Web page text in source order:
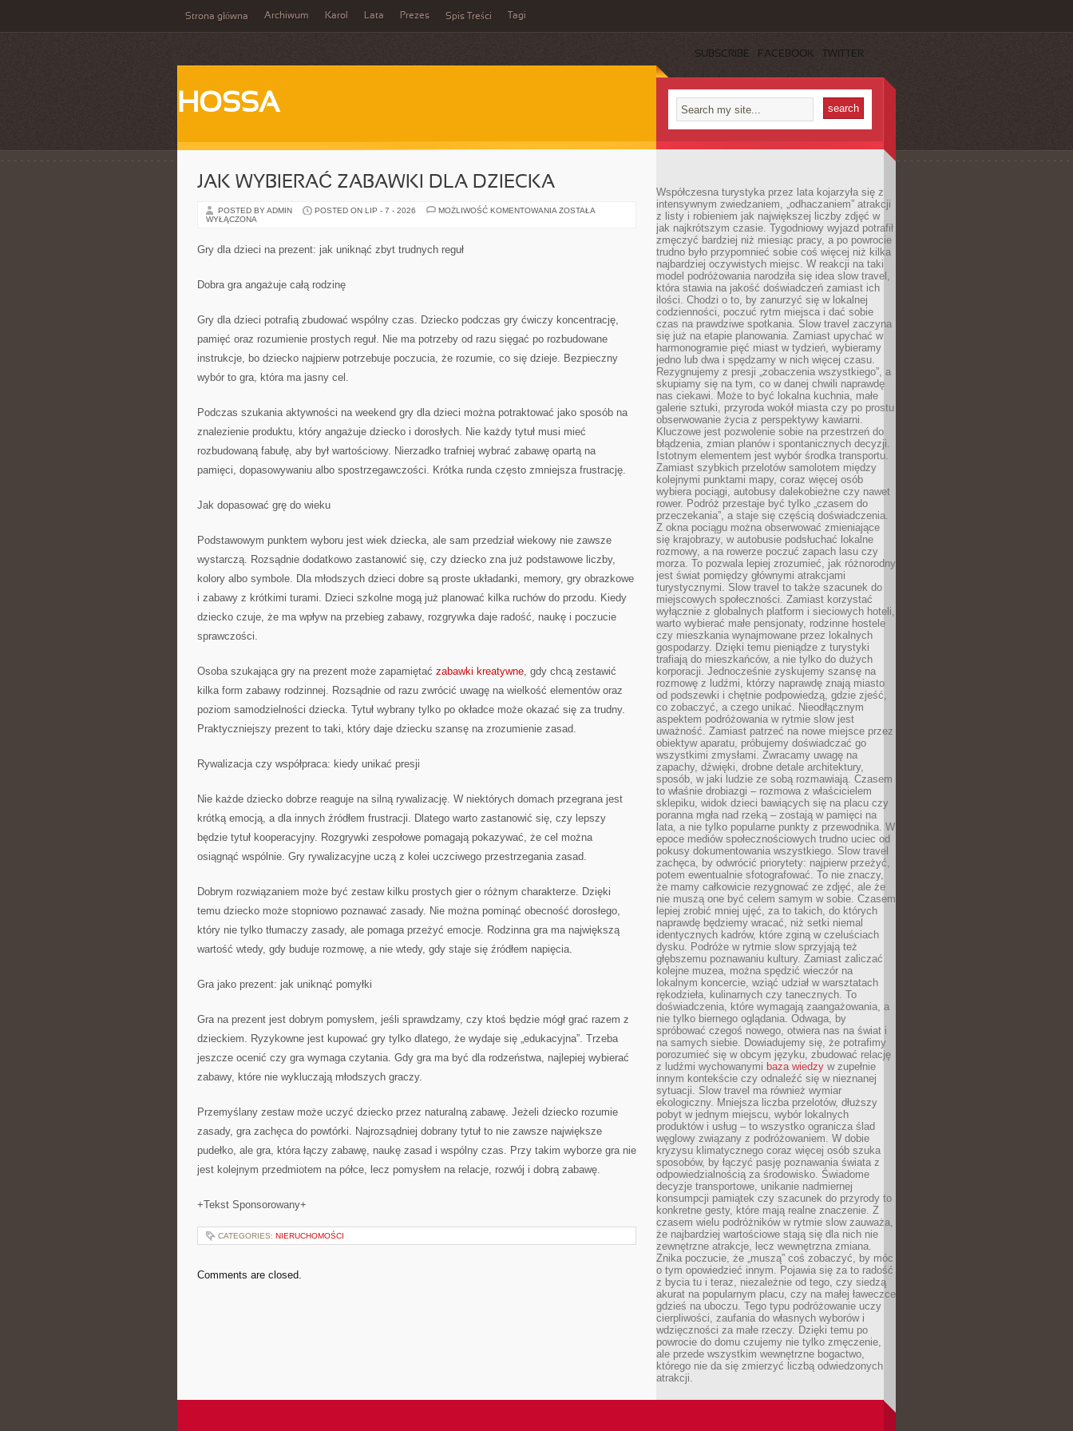
Strona główna Archiwum Karol Lata Prezes Spis Treści Tagi
SUBSCRIBE FACEBOOK TWITTER
HOSSA
JAK WYBIERAĆ ZABAWKI DLA DZIECKA
POSTED BY ADMIN POSTED ON LIP - 7 - 2026 MOŻLIWOŚĆ KOMENTOWANIA JAK
ZOSTAŁA
WYŁĄCZONA
Gry dla dzieci na prezent: jak uniknąć zbyt trudnych reguł
Dobra gra angażuje całą rodzinę
Gry dla dzieci potrafią zbudować wspólny czas. Dziecko podczas gry ćwiczy koncentrację,
pamięć oraz rozumienie prostych reguł. Nie ma potrzeby od razu sięgać po rozbudowane
instrukcje, bo dziecko najpierw potrzebuje poczucia, że rozumie, co się dzieje. Bezpieczny
wybór to gra, która ma jasny cel.
Podczas szukania aktywności na weekend gry dla dzieci można potraktować jako sposób na
znalezienie produktu, który angażuje dziecko i dorosłych. Nie każdy tytuł musi mieć
rozbudowaną fabułę, aby był wartościowy. Nierzadko trafniej wybrać zabawę opartą na
pamięci, dopasowywaniu albo spostrzegawczości. Krótka runda często zmniejsza frustrację.
Jak dopasować grę do wieku
Podstawowym punktem wyboru jest wiek dziecka, ale sam przedział wiekowy nie zawsze
wystarczą. Rozsądnie dodatkowo zastanowić się, czy dziecko zna już podstawowe liczby,
kolory albo symbole. Dla młodszych dzieci dobre są proste układanki, memory, gry obrazkowe
i zabawy z krótkimi turami. Dzieci szkolne mogą już planować kilka ruchów do przodu. Kiedy
dziecko czuje, że ma wpływ na przebieg zabawy, rozgrywka daje radość, naukę i poczucie
sprawczości.
Osoba szukająca gry na prezent może zapamiętać zabawki kreatywne, gdy chcą zestawić
kilka form zabawy rodzinnej. Rozsądnie od razu zwrócić uwagę na wielkość elementów oraz
poziom samodzielności dziecka. Tytuł wybrany tylko po okładce może okazać się za trudny.
Praktyczniejszy prezent to taki, który daje dziecku szansę na zrozumienie zasad.
Rywalizacja czy współpraca: kiedy unikać presji
Nie każde dziecko dobrze reaguje na silną rywalizację. W niektórych domach przegrana jest
krótką emocją, a dla innych źródłem frustracji. Dlatego warto zastanowić się, czy lepszy
będzie tytuł kooperacyjny. Rozgrywki zespołowe pomagają pokazywać, że cel można
osiągnąć wspólnie. Gry rywalizacyjne uczą z kolei uczciwego przestrzegania zasad.
Dobrym rozwiązaniem może być zestaw kilku prostych gier o różnym charakterze. Dzięki
temu dziecko może stopniowo poznawać zasady. Nie można pominąć obecność dorosłego,
który nie tylko tłumaczy zasady, ale pomaga przeżyć emocje. Rodzinna gra ma największą
wartość wtedy, gdy buduje rozmowę, a nie wtedy, gdy staje się źródłem napięcia.
Gra jako prezent: jak uniknąć pomyłki
Gra na prezent jest dobrym pomysłem, jeśli sprawdzamy, czy ktoś będzie mógł grać razem z
dzieckiem. Ryzykowne jest kupować gry tylko dlatego, że wydaje się „edukacyjna”. Trzeba
jeszcze ocenić czy gra wymaga czytania. Gdy gra ma być dla rodzeństwa, najlepiej wybierać
zabawy, które nie wykluczają młodszych graczy.
Przemyślany zestaw może uczyć dziecko przez naturalną zabawę. Jeżeli dziecko rozumie
zasady, gra zachęca do powtórki. Najrozsądniej dobrany tytuł to nie zawsze największe
pudełko, ale gra, która łączy zabawę, naukę zasad i wspólny czas. Przy takim wyborze gra nie
jest kolejnym przedmiotem na półce, lecz pomysłem na relacje, rozwój i dobrą zabawę.
+Tekst Sponsorowany+
CATEGORIES: NIERUCHOMOŚCI
Comments are closed.
Współczesna turystyka przez lata kojarzyła się z
intensywnym zwiedzaniem, „odhaczaniem” atrakcji
z listy i robieniem jak największej liczby zdjęć w
jak najkrótszym czasie. Tygodniowy wyjazd potrafił
zmęczyć bardziej niż miesiąc pracy, a po powrocie
trudno było przypomnieć sobie coś więcej niż kilka
najbardziej oczywistych miejsc. W reakcji na taki
model podróżowania narodziła się idea slow travel,
która stawia na jakość doświadczeń zamiast ich
ilości. Chodzi o to, by zanurzyć się w lokalnej
codzienności, poczuć rytm miejsca i dać sobie
czas na prawdziwe spotkania. Slow travel zaczyna
się już na etapie planowania. Zamiast upychać w
harmonogramie pięć miast w tydzień, wybieramy
jedno lub dwa i spędzamy w nich więcej czasu.
Rezygnujemy z presji „zobaczenia wszystkiego”, a
skupiamy się na tym, co w danej chwili naprawdę
nas ciekawi. Może to być lokalna kuchnia, małe
galerie sztuki, przyroda wokół miasta czy po prostu
obserwowanie życia z perspektywy kawiarni.
Kluczowe jest pozwolenie sobie na przestrzeń do
błądzenia, zmian planów i spontanicznych decyzji.
Istotnym elementem jest wybór środka transportu.
Zamiast szybkich przelotów samolotem między
kolejnymi punktami mapy, coraz więcej osób
wybiera pociągi, autobusy dalekobieżne czy nawet
rower. Podróż przestaje być tylko „czasem do
przeczekania”, a staje się częścią doświadczenia.
Z okna pociągu można obserwować zmieniające
się krajobrazy, w autobusie podsłuchać lokalne
rozmowy, a na rowerze poczuć zapach lasu czy
morza. To pozwala lepiej zrozumieć, jak różnorodny
jest świat pomiędzy głównymi atrakcjami
turystycznymi. Slow travel to także szacunek do
miejscowych społeczności. Zamiast korzystać
wyłącznie z globalnych platform i sieciowych hoteli,
warto wybierać małe pensjonaty, rodzinne hostele
czy mieszkania wynajmowane przez lokalnych
gospodarzy. Dzięki temu pieniądze z turystyki
trafiają do mieszkańców, a nie tylko do dużych
korporacji. Jednocześnie zyskujemy szansę na
rozmowę z ludźmi, którzy naprawdę znają miasto
od podszewki i chętnie podpowiedzą, gdzie zjeść,
co zobaczyć, a czego unikać. Nieodłącznym
aspektem podróżowania w rytmie slow jest
uważność. Zamiast patrzeć na nowe miejsce przez
obiektyw aparatu, próbujemy doświadczać go
wszystkimi zmysłami. Zwracamy uwagę na
zapachy, dźwięki, drobne detale architektury,
sposób, w jaki ludzie ze sobą rozmawiają. Czasem
to właśnie drobiazgi – rozmowa z właścicielem
sklepiku, widok dzieci bawiących się na placu czy
poranna mgła nad rzeką – zostają w pamięci na
lata, a nie tylko popularne punkty z przewodnika. W
epoce mediów społecznościowych trudno uciec od
pokusy dokumentowania wszystkiego. Slow travel
zachęca, by odwrócić priorytety: najpierw przeżyć,
potem ewentualnie sfotografować. To nie znaczy,
że mamy całkowicie rezygnować ze zdjęć, ale że
nie muszą one być celem samym w sobie. Czasem
lepiej zrobić mniej ujęć, za to takich, do których
naprawdę będziemy wracać, niż setki niemal
identycznych kadrów, które zginą w czeluściach
dysku. Podróże w rytmie slow sprzyjają też
głębszemu poznawaniu kultury. Zamiast zaliczać
kolejne muzea, można spędzić wieczór na
lokalnym koncercie, wziąć udział w warsztatach
rękodzieła, kulinarnych czy tanecznych. To
doświadczenia, które wymagają zaangażowania, a
nie tylko biernego oglądania. Odwaga, by
spróbować czegoś nowego, otwiera nas na świat i
na samych siebie. Dowiadujemy się, że potrafimy
porozumieć się w obcym języku, zbudować relację
z ludźmi wychowanymi baza wiedzy w zupełnie
innym kontekście czy odnaleźć się w nieznanej
sytuacji. Slow travel ma również wymiar
ekologiczny. Mniejsza liczba przelotów, dłuższy
pobyt w jednym miejscu, wybór lokalnych
produktów i usług – to wszystko ogranicza ślad
węglowy związany z podróżowaniem. W dobie
kryzysu klimatycznego coraz więcej osób szuka
sposobów, by łączyć pasję poznawania świata z
odpowiedzialnością za środowisko. Świadome
decyzje transportowe, unikanie nadmiernej
konsumpcji pamiątek czy szacunek do przyrody to
konkretne gesty, które mają realne znaczenie. Z
czasem wielu podróżników w rytmie slow zauważa,
że najbardziej wartościowe stają się dla nich nie
zewnętrzne atrakcje, lecz wewnętrzna zmiana.
Znika poczucie, że „muszą” coś zobaczyć, by móc
o tym opowiedzieć innym. Pojawia się za to radość
z bycia tu i teraz, niezależnie od tego, czy siedzą
akurat na popularnym placu, czy na małej ławeczce
gdzieś na uboczu. Tego typu podróżowanie uczy
cierpliwości, zaufania do własnych wyborów i
wdzięczności za małe rzeczy. Dzięki temu po
powrocie do domu czujemy nie tylko zmęczenie,
ale przede wszystkim wewnętrzne bogactwo,
którego nie da się zmierzyć liczbą odwiedzonych
atrakcji.